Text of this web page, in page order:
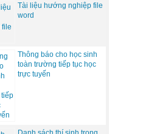
Tài liệu hướng nghiệp file
word
Thông báo cho học sinh
toàn trường tiếp tục học
trực tuyến